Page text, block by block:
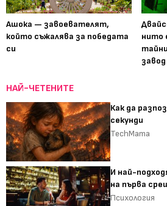
Ашока — завоевателят,
който съжалява за победата
си
нито
НАЙ-ЧЕТЕНИТЕ
Как да
секунди
TechMama
И най-
на първа
Психология